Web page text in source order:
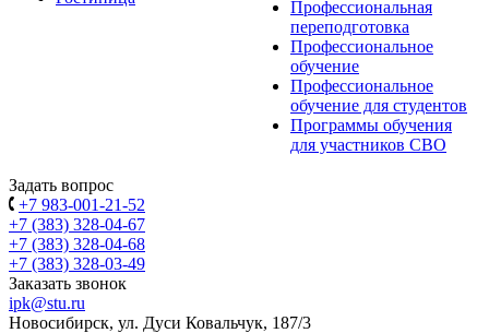
Профессиональная
переподготовка
Профессиональное
обучение
Профессиональное
обучение для студентов
Программы обучения
для участников СВО
Задать вопрос
+7 983-001-21-52
+7 (383) 328-04-67
+7 (383) 328-04-68
+7 (383) 328-03-49
Заказать звонок
ipk@stu.ru
Новосибирск, ул. Дуси Ковальчук, 187/3